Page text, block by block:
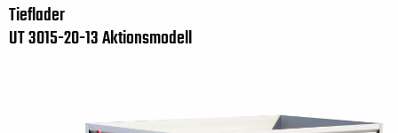
Tieflader
UT 3015-20-13 Aktionsmodell